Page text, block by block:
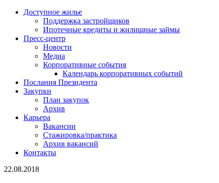
Доступное жилье
Поддержка застройщиков
Ипотечные кредиты и жилищные займы
Пресс-центр
Новости
Медиа
Корпоративные события
Календарь корпоративных событий
Послания Президента
Закупки
План закупок
Архив
Карьера
Вакансии
Стажировка/практика
Архив вакансий
Контакты
22.08.2018